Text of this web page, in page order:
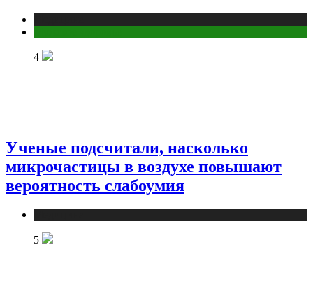
4
Ученые подсчитали, насколько
микрочастицы в воздухе повышают
вероятность слабоумия
5